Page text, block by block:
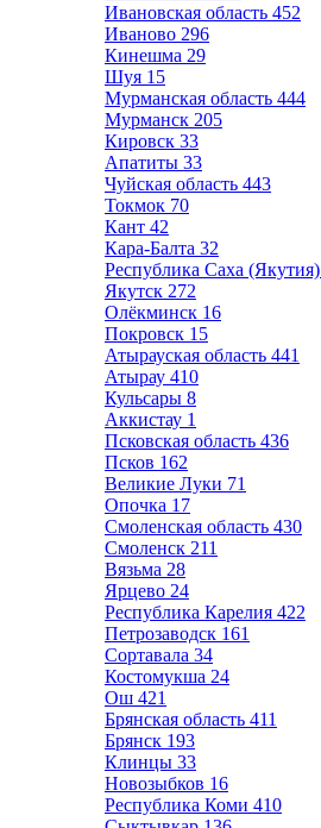
Ивановская область 452
Иваново 296
Кинешма 29
Шуя 15
Мурманская область 444
Мурманск 205
Кировск 33
Апатиты 33
Чуйская область 443
Токмок 70
Кант 42
Кара-Балта 32
Республика Саха (Якутия)
Якутск 272
Олёкминск 16
Покровск 15
Атырауская область 441
Атырау 410
Кульсары 8
Аккистау 1
Псковская область 436
Псков 162
Великие Луки 71
Опочка 17
Смоленская область 430
Смоленск 211
Вязьма 28
Ярцево 24
Республика Карелия 422
Петрозаводск 161
Сортавала 34
Костомукша 24
Ош 421
Брянская область 411
Брянск 193
Клинцы 33
Новозыбков 16
Республика Коми 410